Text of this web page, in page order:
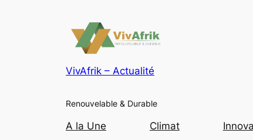
VivAfrik – Actualité
Renouvelable & Durable
A la Une Climat